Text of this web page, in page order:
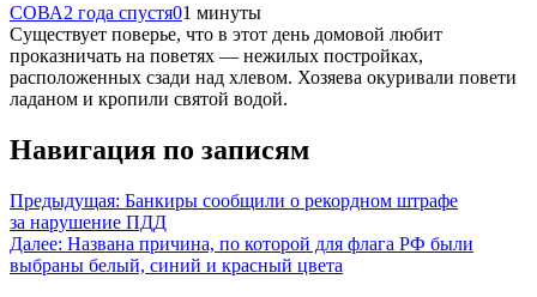
СОВА2 года спустя01 минуты
Существует поверье, что в этот день домовой любит
проказничать на поветях — нежилых постройках,
расположенных сзади над хлевом. Хозяева окуривали повети
ладаном и кропили святой водой.
Навигация по записям
Предыдущая: Банкиры сообщили о рекордном штрафе
за нарушение ПДД
Далее: Названа причина, по которой для флага РФ были
выбраны белый, синий и красный цвета